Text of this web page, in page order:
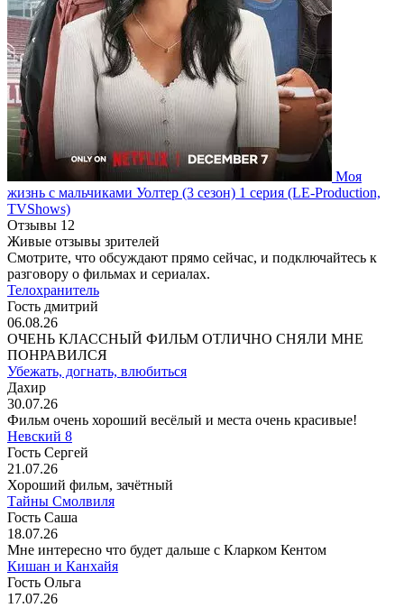
Моя
жизнь с мальчиками Уолтер (3 сезон) 1 серия (LE-Production,
TVShows)
Отзывы 12
Живые отзывы зрителей
Смотрите, что обсуждают прямо сейчас, и подключайтесь к
разговору о фильмах и сериалах.
Телохранитель
Гость дмитрий
06.08.26
ОЧЕНЬ КЛАССНЫЙ ФИЛЬМ ОТЛИЧНО СНЯЛИ МНЕ
ПОНРАВИЛСЯ
Убежать, догнать, влюбиться
Дахир
30.07.26
Фильм очень хороший весёлый и места очень красивые!
Невский 8
Гость Сергей
21.07.26
Хороший фильм, зачётный
Тайны Смолвиля
Гость Саша
18.07.26
Мне интересно что будет дальше с Кларком Кентом
Кишан и Канхайя
Гость Ольга
17.07.26